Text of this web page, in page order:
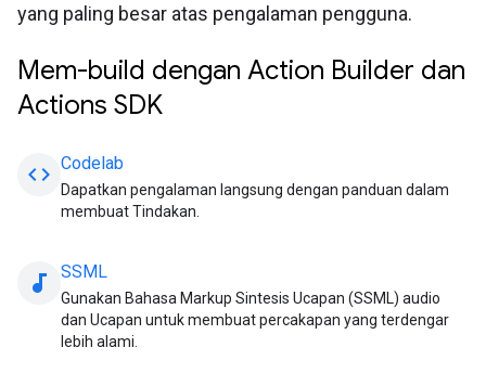
yang paling besar atas pengalaman pengguna.
Mem-build dengan Action Builder dan
Actions SDK
code Codelab
Dapatkan pengalaman langsung dengan panduan dalam
membuat Tindakan.
audiotrack SSML
Gunakan Bahasa Markup Sintesis Ucapan (SSML) audio
dan Ucapan untuk membuat percakapan yang terdengar
lebih alami.